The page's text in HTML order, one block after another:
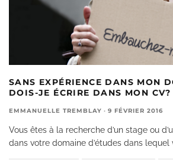
SANS EXPÉRIENCE DANS MON
DOIS-JE ÉCRIRE DANS MON CV?
EMMANUELLE TREMBLAY · 9 FÉVRIER 2016
Vous êtes à la recherche d’un stage ou
dans votre domaine d’études dans lequel